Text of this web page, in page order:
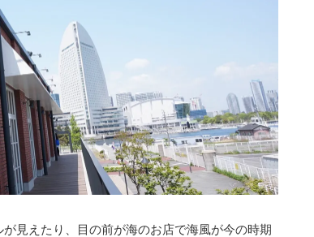
見えたり、目の前が海のお店で海風が今の時期